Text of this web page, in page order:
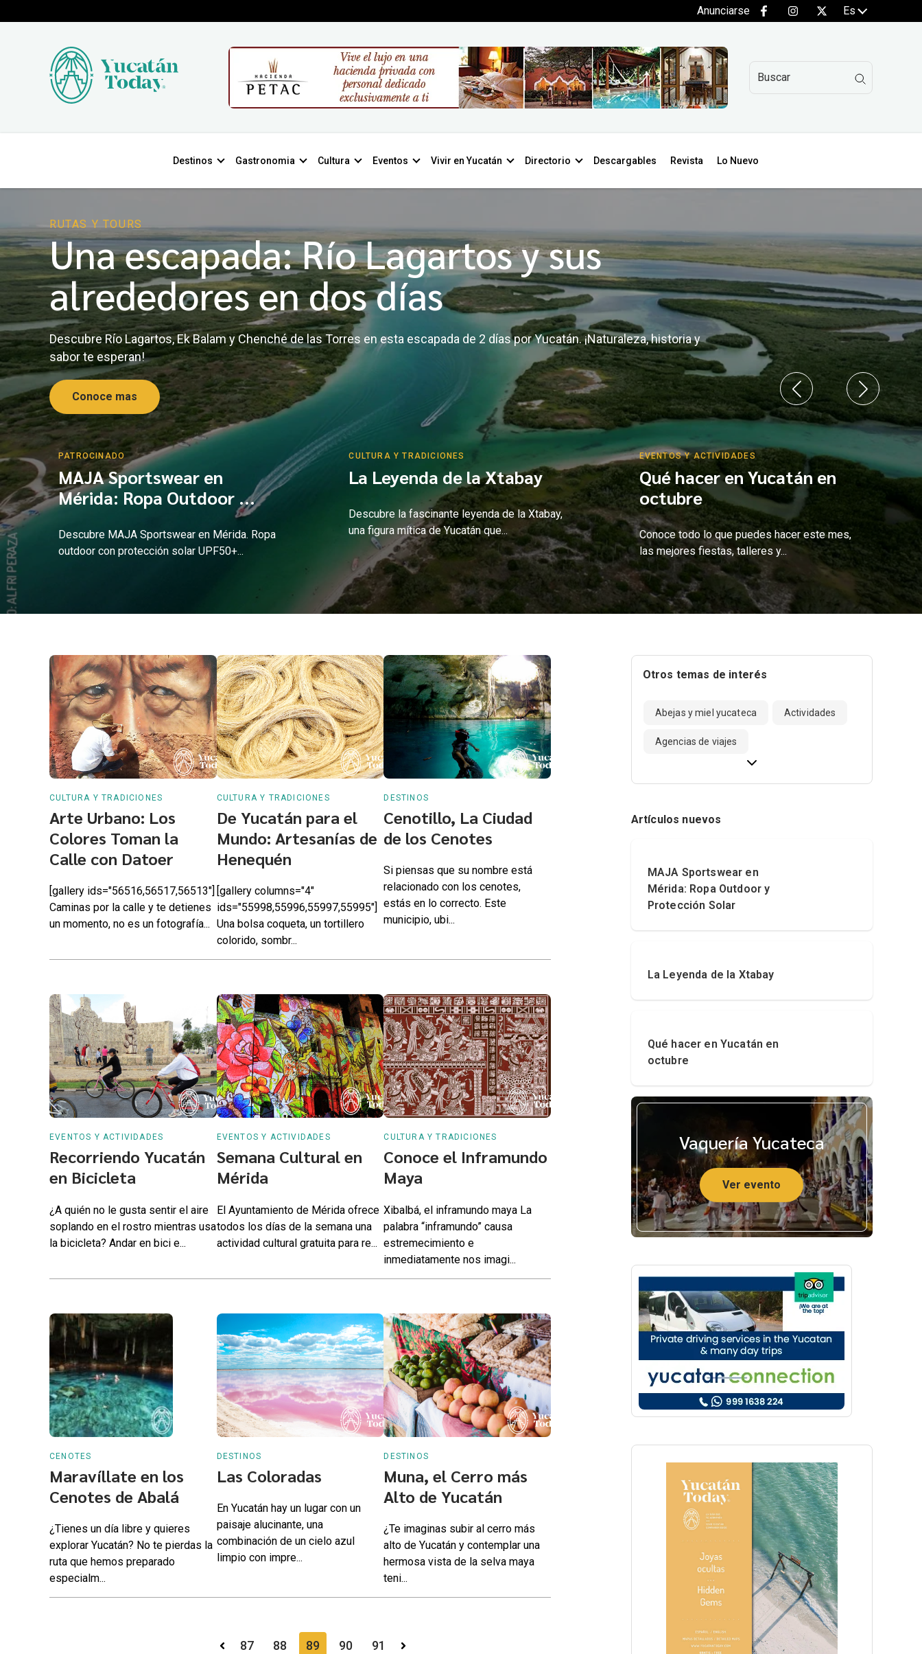
Anunciarse Es
Destinos Gastronomia Cultura Eventos Vivir en Yucatán Directorio Descargables Revista
Lo Nuevo
RUTAS Y TOURS
Una escapada: Río Lagartos y sus
alrededores en dos días
Descubre Río Lagartos, Ek Balam y Chenché de las Torres en esta escapada de 2 días por Yucatán. ¡Naturaleza, historia y
sabor te esperan!
Conoce mas
PATROCINADO
MAJA Sportswear en
Mérida: Ropa Outdoor ...
Descubre MAJA Sportswear en Mérida. Ropa
outdoor con protección solar UPF50+...
CULTURA Y TRADICIONES
La Leyenda de la Xtabay
Descubre la fascinante leyenda de la Xtabay,
una figura mítica de Yucatán que...
EVENTOS Y ACTIVIDADES
Qué hacer en Yucatán en
octubre
Conoce todo lo que puedes hacer este mes,
las mejores fiestas, talleres y...
CULTURA Y TRADICIONES
Arte Urbano: Los
Colores Toman la
Calle con Datoer
[gallery ids="56516,56517,56513"]
Caminas por la calle y te detienes
un momento, no es un fotografía...
CULTURA Y TRADICIONES
De Yucatán para el
Mundo: Artesanías de
Henequén
[gallery columns="4"
ids="55998,55996,55997,55995"]
Una bolsa coqueta, un tortillero
colorido, sombr...
DESTINOS
Cenotillo, La Ciudad
de los Cenotes
Si piensas que su nombre está
relacionado con los cenotes,
estás en lo correcto. Este
municipio, ubi...
EVENTOS Y ACTIVIDADES
Recorriendo Yucatán
en Bicicleta
¿A quién no le gusta sentir el aire
soplando en el rostro mientras usa
la bicicleta? Andar en bici e...
EVENTOS Y ACTIVIDADES
Semana Cultural en
Mérida
El Ayuntamiento de Mérida ofrece
todos los días de la semana una
actividad cultural gratuita para re...
CULTURA Y TRADICIONES
Conoce el Inframundo
Maya
Xibalbá, el inframundo maya La
palabra “inframundo” causa
estremecimiento e
inmediatamente nos imagi...
CENOTES
Maravíllate en los
Cenotes de Abalá
¿Tienes un día libre y quieres
explorar Yucatán? No te pierdas la
ruta que hemos preparado
especialm...
DESTINOS
Las Coloradas
En Yucatán hay un lugar con un
paisaje alucinante, una
combinación de un cielo azul
limpio con impre...
DESTINOS
Muna, el Cerro más
Alto de Yucatán
¿Te imaginas subir al cerro más
alto de Yucatán y contemplar una
hermosa vista de la selva maya
teni...
87 88 89 90 91
Otros temas de interés
Abejas y miel yucateca Actividades
Agencias de viajes
Artículos nuevos
MAJA Sportswear en
Mérida: Ropa Outdoor y
Protección Solar
La Leyenda de la Xtabay
Qué hacer en Yucatán en
octubre
Vaquería Yucateca
Ver evento